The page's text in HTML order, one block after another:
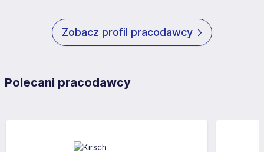
Zobacz profil pracodawcy
Polecani pracodawcy